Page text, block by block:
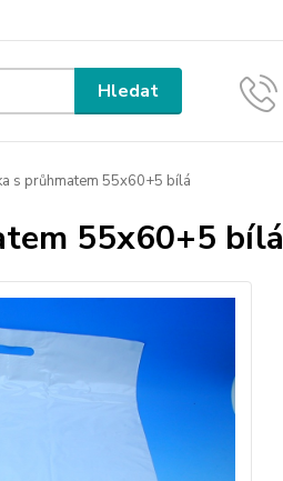
Hledat
s průhmatem 55x60+5 bílá
55x60+5 bílá